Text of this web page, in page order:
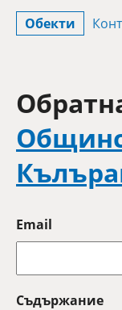
Обекти
Email
Съдържание